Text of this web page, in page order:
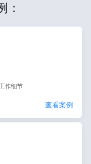
：
作细节
查看案例